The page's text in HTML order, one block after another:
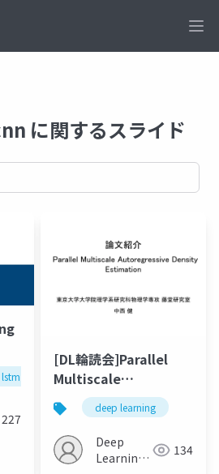
に関するスライド
lstm
227
[DL輪読会]Parallel
Multiscale
Autoregressive
Density Estimation
deep learning
Deep
Learning
134